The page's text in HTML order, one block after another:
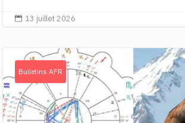
 13 juillet 2026
Bulletins AFR